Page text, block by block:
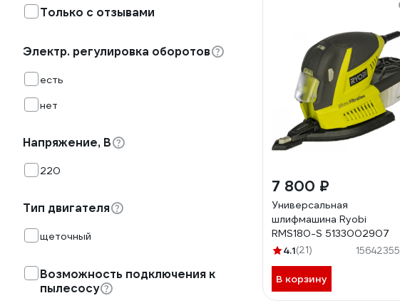
Только с отзывами
Электр. регулировка оборотов
есть
нет
Напряжение, В
220
Тип двигателя
щеточный
Возможность подключения к
пылесосу
7 800 ₽
Универсальная
шлифмашина Ryobi
RMS180-S 5133002907
4.1(21) 15642355
В корзину